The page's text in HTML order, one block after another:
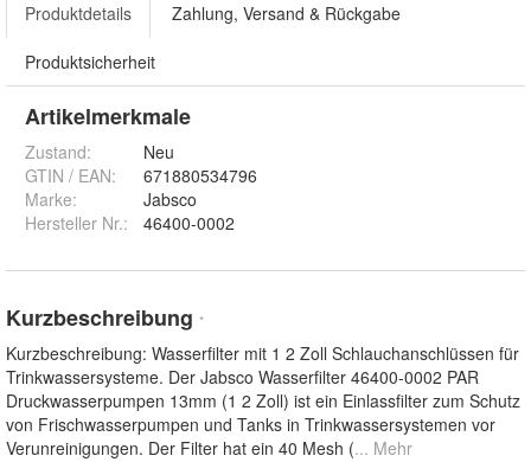
Produktdetails Zahlung, Versand & Rückgabe
Produktsicherheit
Artikelmerkmale
Zustand:
Neu
GTIN / EAN:
671880534796
Marke:
Jabsco
Hersteller Nr.:
46400-0002
Kurzbeschreibung *
Kurzbeschreibung: Wasserfilter mit 1 2 Zoll Schlauchanschlüssen für
Trinkwassersysteme. Der Jabsco Wasserfilter 46400-0002 PAR
Druckwasserpumpen 13mm (1 2 Zoll) ist ein Einlassfilter zum Schutz
von Frischwasserpumpen und Tanks in Trinkwassersystemen vor
Verunreinigungen. Der Filter hat ein 40 Mesh (... Mehr